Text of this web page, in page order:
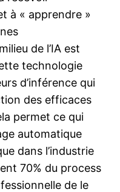
à « apprendre »
de l’IA est
technologie
d’inférence qui
des efficaces
permet ce qui
automatique
dans l’industrie
70% du process
de le